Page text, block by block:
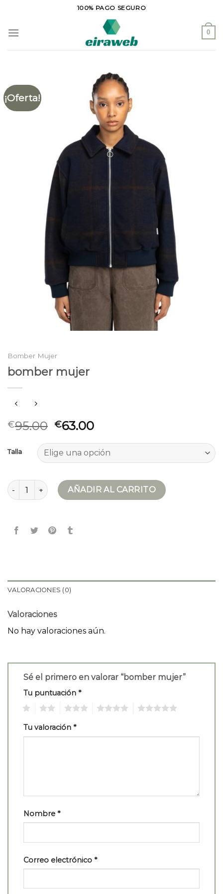
contenido
100% PAGO SEGURO
0
¡Oferta!
Bomber Mujer
bomber mujer
€95.00 €63.00
Talla
bomber mujer cantidadAÑADIR AL CARRITO
VALORACIONES (0)
Valoraciones
No hay valoraciones aún.
Sé el primero en valorar “bomber mujer”
Tu puntuación *
Tu valoración *
Nombre *
Correo electrónico *